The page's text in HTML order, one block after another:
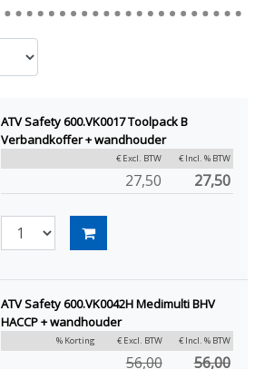
ATV Safety 600.VK0017 Toolpack B
Verbandkoffer + wandhouder
€ Excl. BTW € Incl. % BTW
27,50 27,50
ATV Safety 600.VK0042H Medimulti BHV
HACCP + wandhouder
% Korting € Excl. BTW € Incl. % BTW
56,00 56,00